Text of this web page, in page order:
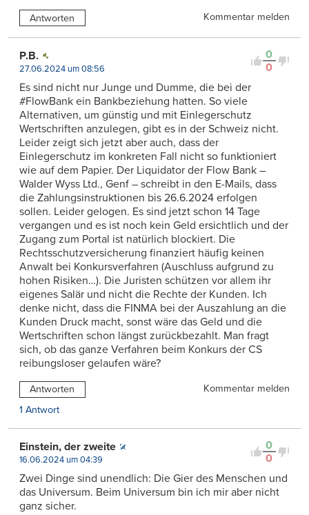
Antworten Kommentar melden
0
0
P.B.
27.06.2024 um 08:56
Es sind nicht nur Junge und Dumme, die bei der
#FlowBank ein Bankbeziehung hatten. So viele
Alternativen, um günstig und mit Einlegerschutz
Wertschriften anzulegen, gibt es in der Schweiz nicht.
Leider zeigt sich jetzt aber auch, dass der
Einlegerschutz im konkreten Fall nicht so funktioniert
wie auf dem Papier. Der Liquidator der Flow Bank –
Walder Wyss Ltd., Genf – schreibt in den E-Mails, dass
die Zahlungsinstruktionen bis 26.6.2024 erfolgen
sollen. Leider gelogen. Es sind jetzt schon 14 Tage
vergangen und es ist noch kein Geld ersichtlich und der
Zugang zum Portal ist natürlich blockiert. Die
Rechtsschutzversicherung finanziert häufig keinen
Anwalt bei Konkursverfahren (Auschluss aufgrund zu
hohen Risiken…). Die Juristen schützen vor allem ihr
eigenes Salär und nicht die Rechte der Kunden. Ich
denke nicht, dass die FINMA bei der Auszahlung an die
Kunden Druck macht, sonst wäre das Geld und die
Wertschriften schon längst zurückbezahlt. Man fragt
sich, ob das ganze Verfahren beim Konkurs der CS
reibungsloser gelaufen wäre?
Antworten
Kommentar melden
1 Antwort
0
0
Einstein, der zweite
16.06.2024 um 04:39
Zwei Dinge sind unendlich: Die Gier des Menschen und
das Universum. Beim Universum bin ich mir aber nicht
ganz sicher.